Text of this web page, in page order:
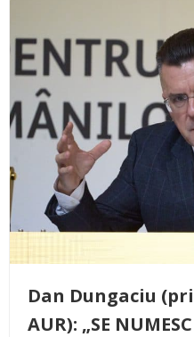
Dan Dungaciu
AUR): „SE